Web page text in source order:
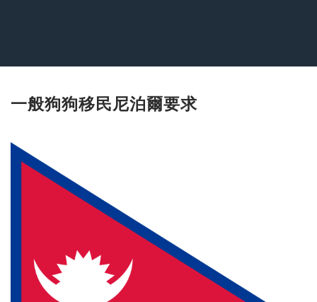
一般狗狗移民尼泊爾要求